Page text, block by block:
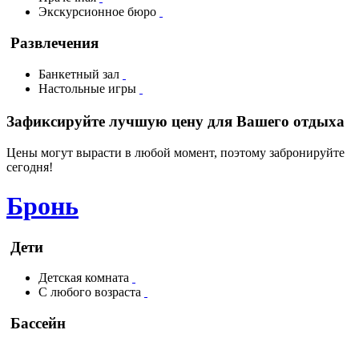
Экскурсионное бюро
Развлечения
Банкетный зал
Настольные игры
Зафиксируйте лучшую цену для Вашего отдыха
Цены могут вырасти в любой момент, поэтому забронируйте
сегодня!
Бронь
Дети
Детская комната
С любого возраста
Бассейн